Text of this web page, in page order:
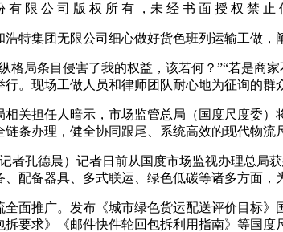
限 公 司 版 权 所 有 ，未 经 书 面 授 权 禁 止
集团无限公司细心做好货色班列运输工做，
局条目侵害了我的权益，该若何？”“若是商家
。现场工做人员和律师团队耐心地为征询的群
担任人暗示，市场监管总局（国度尺度委）
链条办理，健全协同跟尾、系统高效的现代物
孔德晨）记者日前从国度市场监视办理总局获
、配备器具、多式联运、绿色低碳等诸多方面
推广。发布《城市绿色货运配送评价目标》
拆要求》《邮件快件轮回包拆利用指南》等国